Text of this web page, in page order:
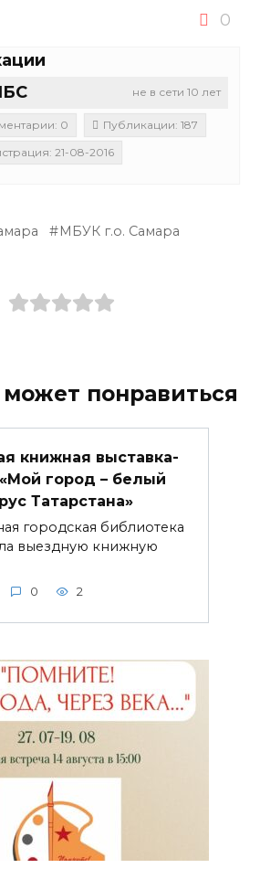
0
не в сети 10 лет
0
Публикации: 187
21-08-2016
МБУК г.о. Самара
понравиться
книжная выставка-
город – белый
Татарстана»
городская библиотека
выездную книжную
0 2